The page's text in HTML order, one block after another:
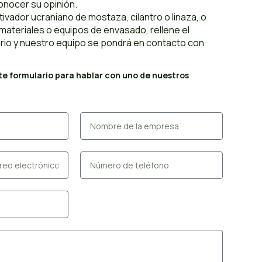
su opinión.
ucraniano de mostaza, cilantro o linaza, o
o equipos de envasado, rellene el
y nuestro equipo se pondrá en contacto con
formulario para hablar con uno de nuestros